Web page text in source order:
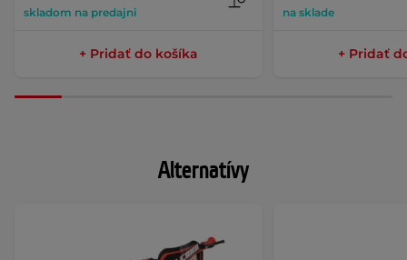
skladom na predajni
+ Pridať do košíka
na sklade
+ Pridať
Alternatívy